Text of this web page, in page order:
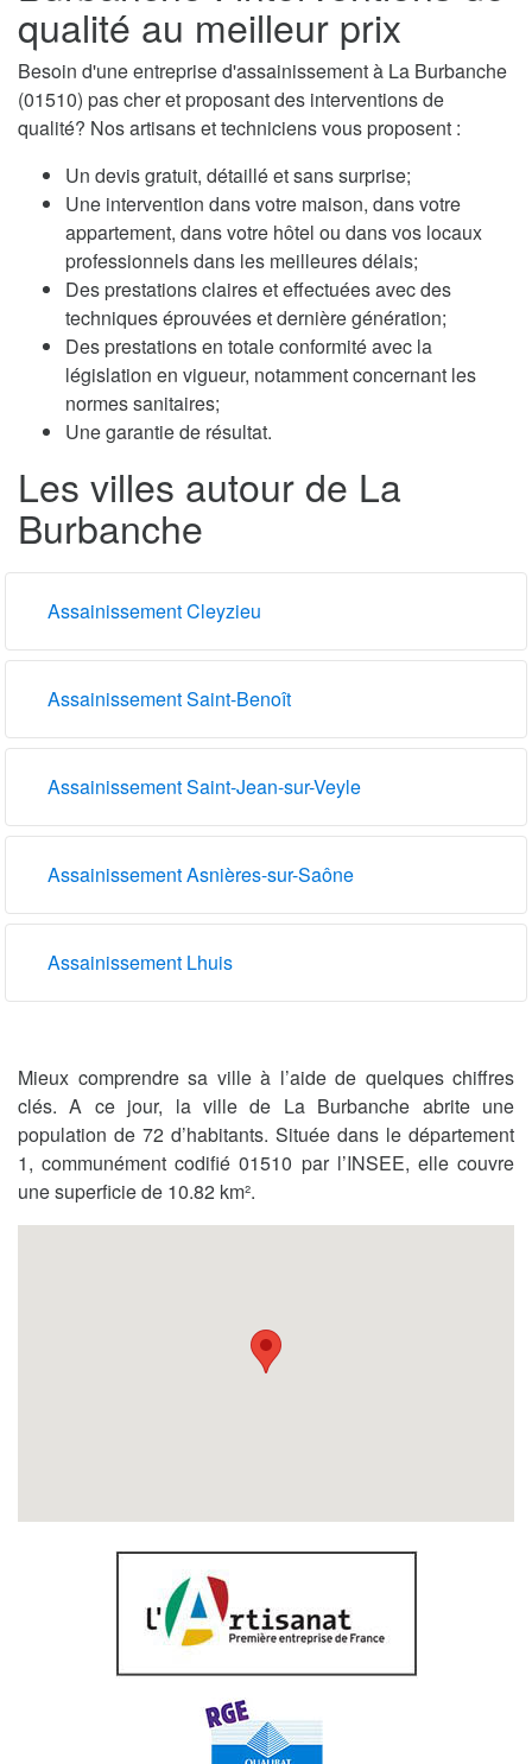
qualité au meilleur prix
Besoin d'une entreprise d'assainissement à La Burbanche
(01510) pas cher et proposant des interventions de
qualité? Nos artisans et techniciens vous proposent :
Un devis gratuit, détaillé et sans surprise;
Une intervention dans votre maison, dans votre
appartement, dans votre hôtel ou dans vos locaux
professionnels dans les meilleures délais;
Des prestations claires et effectuées avec des
techniques éprouvées et dernière génération;
Des prestations en totale conformité avec la
législation en vigueur, notamment concernant les
normes sanitaires;
Une garantie de résultat.
Les villes autour de La
Burbanche
Assainissement Cleyzieu
Assainissement Saint-Benoît
Assainissement Saint-Jean-sur-Veyle
Assainissement Asnières-sur-Saône
Assainissement Lhuis
Mieux comprendre sa ville à l’aide de quelques chiffres
clés. A ce jour, la ville de La Burbanche abrite une
population de 72 d’habitants. Située dans le département
1, communément codifié 01510 par l’INSEE, elle couvre
une superficie de 10.82 km².